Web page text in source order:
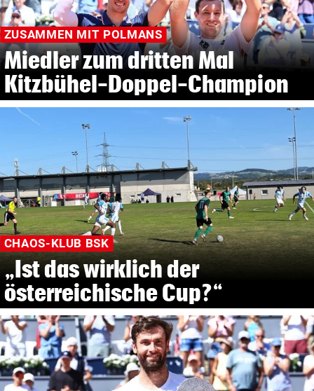
ZUSAMMEN MIT POLMANS
Miedler zum dritten Mal
Kitzbühel-Doppel-Champion
CHAOS-KLUB BSK
„Ist das wirklich der
österreichische Cup?“